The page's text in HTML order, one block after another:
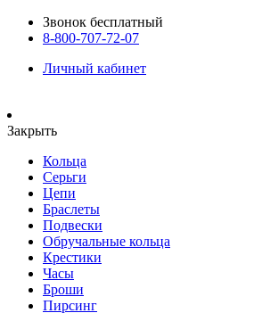
Звонок бесплатный
8-800-707-72-07
Личный кабинет
Закрыть
Кольца
Серьги
Цепи
Браслеты
Подвески
Обручальные кольца
Крестики
Часы
Броши
Пирсинг